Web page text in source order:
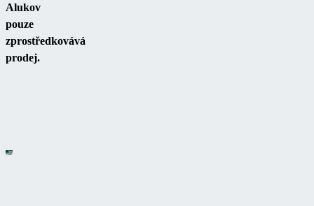
Alukov
pouze
zprostředkovává
prodej.